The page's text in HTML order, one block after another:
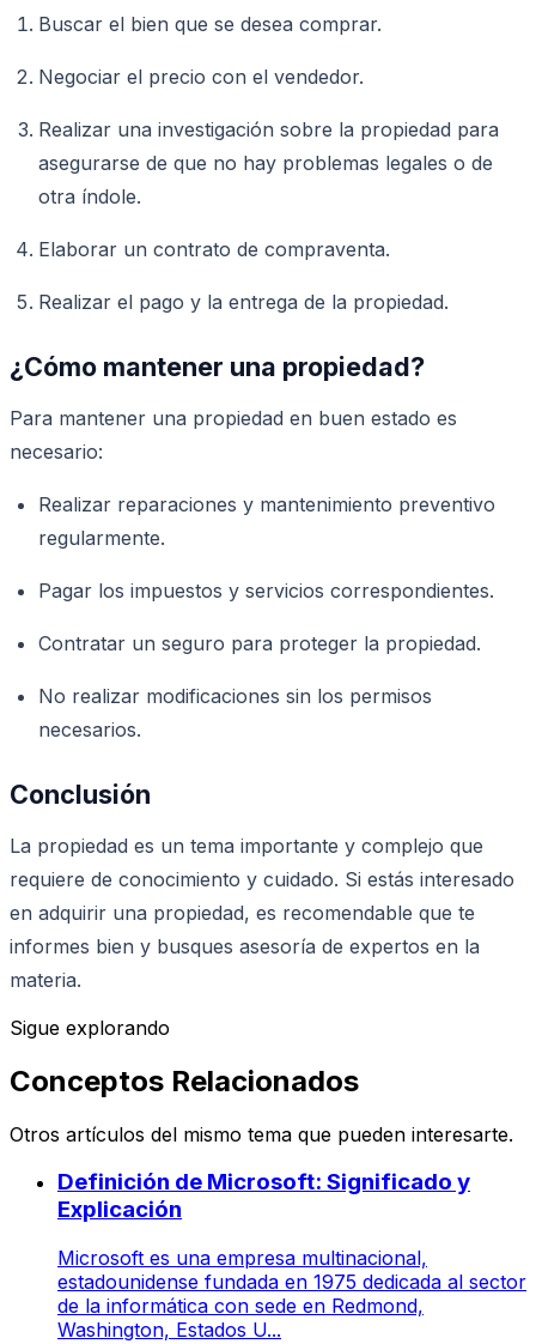
Buscar el bien que se desea comprar.
Negociar el precio con el vendedor.
Realizar una investigación sobre la propiedad para
asegurarse de que no hay problemas legales o de
otra índole.
Elaborar un contrato de compraventa.
Realizar el pago y la entrega de la propiedad.
¿Cómo mantener una propiedad?
Para mantener una propiedad en buen estado es
necesario:
Realizar reparaciones y mantenimiento preventivo
regularmente.
Pagar los impuestos y servicios correspondientes.
Contratar un seguro para proteger la propiedad.
No realizar modificaciones sin los permisos
necesarios.
Conclusión
La propiedad es un tema importante y complejo que
requiere de conocimiento y cuidado. Si estás interesado
en adquirir una propiedad, es recomendable que te
informes bien y busques asesoría de expertos en la
materia.
Sigue explorando
Conceptos Relacionados
Otros artículos del mismo tema que pueden interesarte.
Definición de Microsoft: Significado y
Explicación
Microsoft es una empresa multinacional,
estadounidense fundada en 1975 dedicada al sector
de la informática con sede en Redmond,
Washington, Estados U...